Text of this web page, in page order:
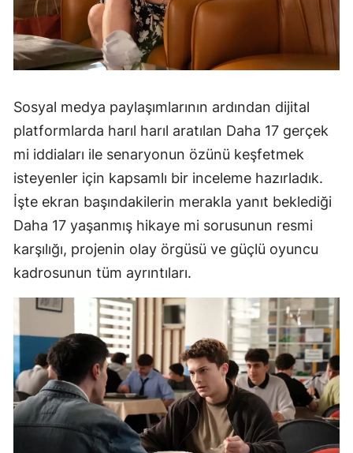
Sosyal medya paylaşımlarının ardından dijital
platformlarda harıl harıl aratılan Daha 17 gerçek
mi iddiaları ile senaryonun özünü keşfetmek
isteyenler için kapsamlı bir inceleme hazırladık.
İşte ekran başındakilerin merakla yanıt beklediği
Daha 17 yaşanmış hikaye mi sorusunun resmi
karşılığı, projenin olay örgüsü ve güçlü oyuncu
kadrosunun tüm ayrıntıları.